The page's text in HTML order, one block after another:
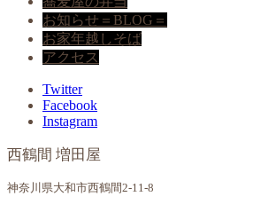
お知らせ＝BLOG＝
お家年越しそば
アクセス
Twitter
Facebook
Instagram
西鶴間 増田屋
神奈川県大和市西鶴間2-11-8